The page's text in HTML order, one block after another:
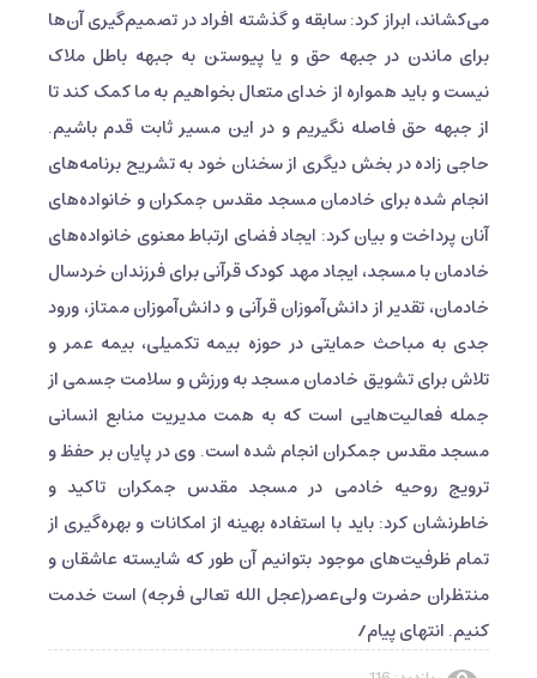
می‌کشاند، ابراز کرد: سابقه و گذشته افراد در تصمیم‌گیری آن‌ها
برای ماندن در جبهه حق و یا پیوستن به جبهه باطل ملاک
نیست و باید همواره از خدای متعال بخواهیم به ما کمک کند تا
از جبهه حق فاصله نگیریم و در این مسیر ثابت قدم باشیم.
حاجی زاده در بخش دیگری از سخنان خود به تشریح برنامه‌های
انجام شده برای خادمان مسجد مقدس جمکران و خانواده‌های
آنان پرداخت و بیان کرد: ایجاد فضای ارتباط معنوی خانواده‌های
خادمان با مسجد، ایجاد مهد کودک قرآنی برای فرزندان خردسال
خادمان، تقدیر از دانش‌آموزان قرآنی و دانش‌آموزان ممتاز، ورود
جدی به مباحث حمایتی در حوزه بیمه تکمیلی، بیمه عمر و
تلاش برای تشویق خادمان مسجد به ورزش و سلامت جسمی از
جمله فعالیت‌هایی است که به همت مدیریت منابع انسانی
مسجد مقدس جمکران انجام شده است. وی در پایان بر حفظ و
ترویج روحیه خادمی در مسجد مقدس جمکران تاکید و
خاطرنشان کرد: باید با استفاده بهینه از امکانات و بهره‌گیری از
تمام ظرفیت‌های موجود بتوانیم آن طور که شایسته عاشقان و
منتظران حضرت ولی‌عصر(عجل الله تعالی فرجه) است خدمت
کنیم. انتهای پیام/